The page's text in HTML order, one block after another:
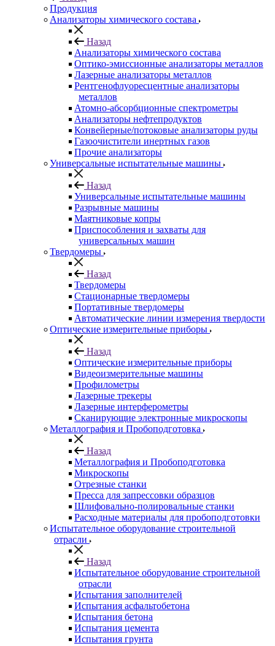
Продукция
Анализаторы химического состава
Назад
Анализаторы химического состава
Оптико-эмиссионные анализаторы металлов
Лазерные анализаторы металлов
Рентгенофлуоресцентные анализаторы
металлов
Атомно-абсорбционные спектрометры
Анализаторы нефтепродуктов
Конвейерные/потоковые анализаторы руды
Газоочистители инертных газов
Прочие анализаторы
Универсальные испытательные машины
Назад
Универсальные испытательные машины
Разрывные машины
Маятниковые копры
Приспособления и захваты для
универсальных машин
Твердомеры
Назад
Твердомеры
Стационарные твердомеры
Портативные твердомеры
Автоматические линии измерения твердости
Оптические измерительные приборы
Назад
Оптические измерительные приборы
Видеоизмерительные машины
Профилометры
Лазерные трекеры
Лазерные интерферометры
Сканирующие электронные микроскопы
Металлография и Пробоподготовка
Назад
Металлография и Пробоподготовка
Микроскопы
Отрезные станки
Пресса для запрессовки образцов
Шлифовально-полировальные станки
Расходные материалы для пробоподготовки
Испытательное оборудование строительной
отрасли
Назад
Испытательное оборудование строительной
отрасли
Испытания заполнителей
Испытания асфальтобетона
Испытания бетона
Испытания цемента
Испытания грунта